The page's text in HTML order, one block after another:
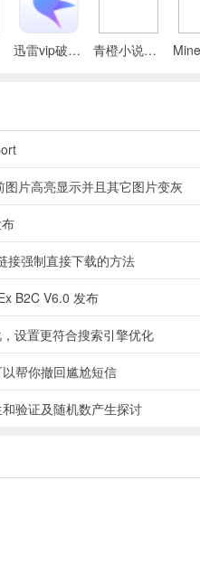
迅雷vip破解版永久会员2024版 青橙小说App
片高亮显示并且其它图片变灰
接强制直接下载的方法
B2C V6.0 发布
设置更符合搜索引擎优化
帮你撤回尴尬短信
验证及随机数产生探讨